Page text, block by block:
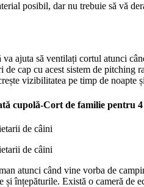
posibil, dar nu trebuie să vă
ajuta să ventilați cortul atunci
cap cu acest sistem de pitching
vizibilitatea pe timp de noapte
cupolă-Cort de familie pentru 4
atunci când vine vorba de
înțepăturile. Există o cameră de